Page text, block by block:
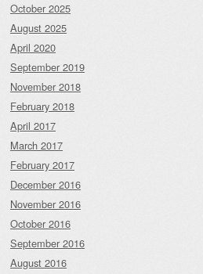
October 2025
August 2025
April 2020
September 2019
November 2018
February 2018
April 2017
March 2017
February 2017
December 2016
November 2016
October 2016
September 2016
August 2016